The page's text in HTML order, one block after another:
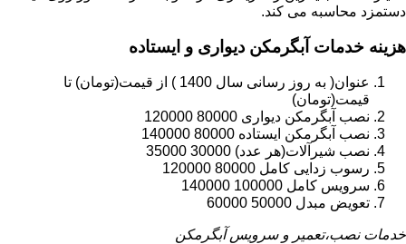
دستمزد محاسبه می کند.
هزینه خدمات آبگرمکن دیواری و ایستاده
عنوان( به روز رسانی سال 1400 ) از قیمت(تومان) تا
قیمت(تومان)
نصب آبگرمکن دیواری 80000 120000
نصب آبگرمکن ایستاده 80000 140000
نصب شیرآلات(هر عدد) 30000 35000
رسوب زدایی کامل 80000 120000
سرویس کامل 100000 140000
تعویض مبدل 50000 60000
خدمات نصب،تعمیر و سرویس آبگرمکن